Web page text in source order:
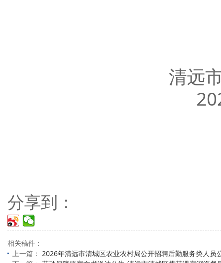
清
分享到：
相关稿件：
上一篇： 2026年清远市清城区农业农村局公开招聘后勤服务类人员